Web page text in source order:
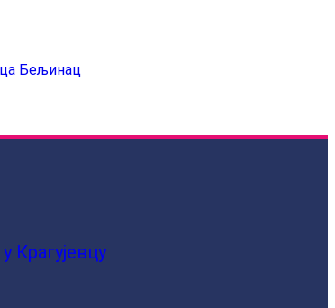
Бељинац
Крагујевцу